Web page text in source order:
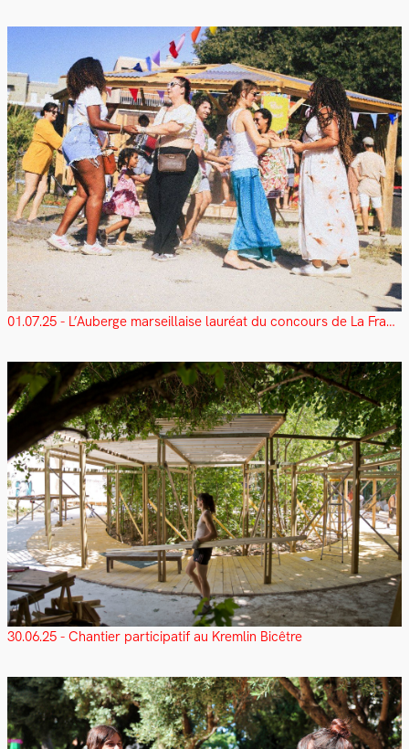
01.07.25 - L’Auberge marseillaise lauréat du concours de La France s'engage 2025
30.06.25 - Chantier participatif au Kremlin Bicêtre